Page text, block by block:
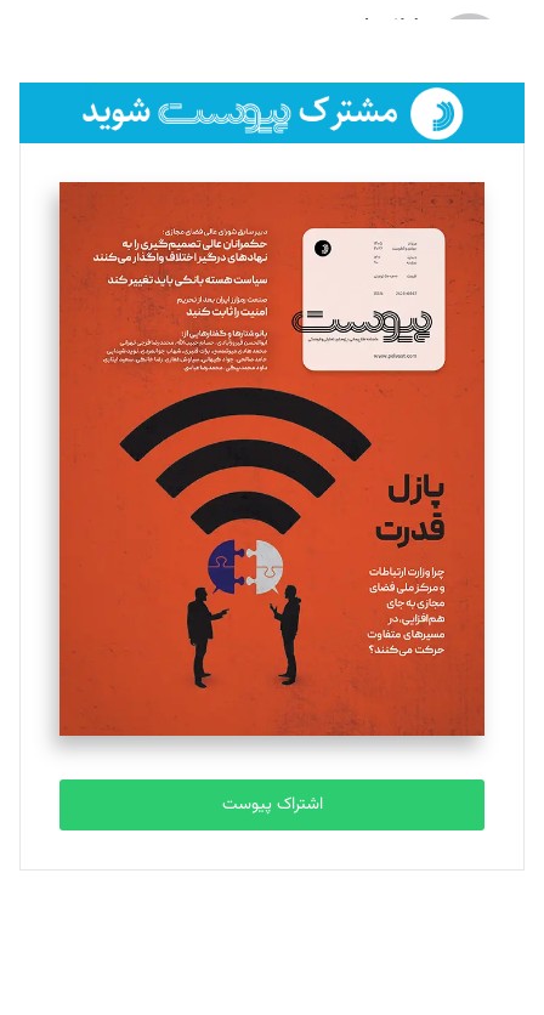
لیلا حنارود
فائزه فتحی رستمی
تحریریه
سروش کرمیان
تحریریه
مینا پاکدل
یسنا امان‌پور
تحریریه
ملینا جعفری
تحریریه
مصطفی مسجدی آرانی
تحریریه
بابک نقاش
تحریریه
اشتراک پیوست